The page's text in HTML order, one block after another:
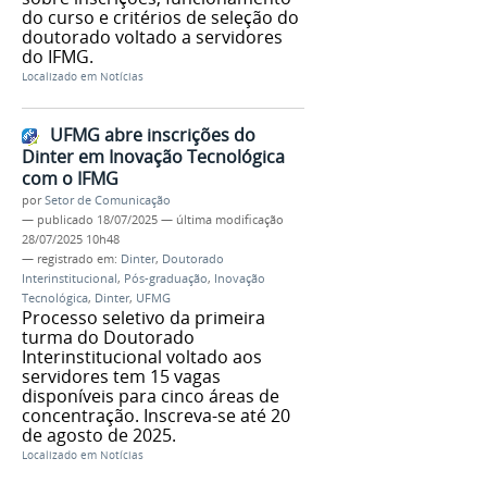
do curso e critérios de seleção do
doutorado voltado a servidores
do IFMG.
Localizado em Notícias
UFMG abre inscrições do
Dinter em Inovação Tecnológica
com o IFMG
porSetor de Comunicação
— publicado 18/07/2025 — última modificação
28/07/2025 10h48
— registrado em: Dinter, Doutorado
Interinstitucional, Pós-graduação, Inovação
Tecnológica, Dinter, UFMG
Processo seletivo da primeira
turma do Doutorado
Interinstitucional voltado aos
servidores tem 15 vagas
disponíveis para cinco áreas de
concentração. Inscreva-se até 20
de agosto de 2025.
Localizado em Notícias